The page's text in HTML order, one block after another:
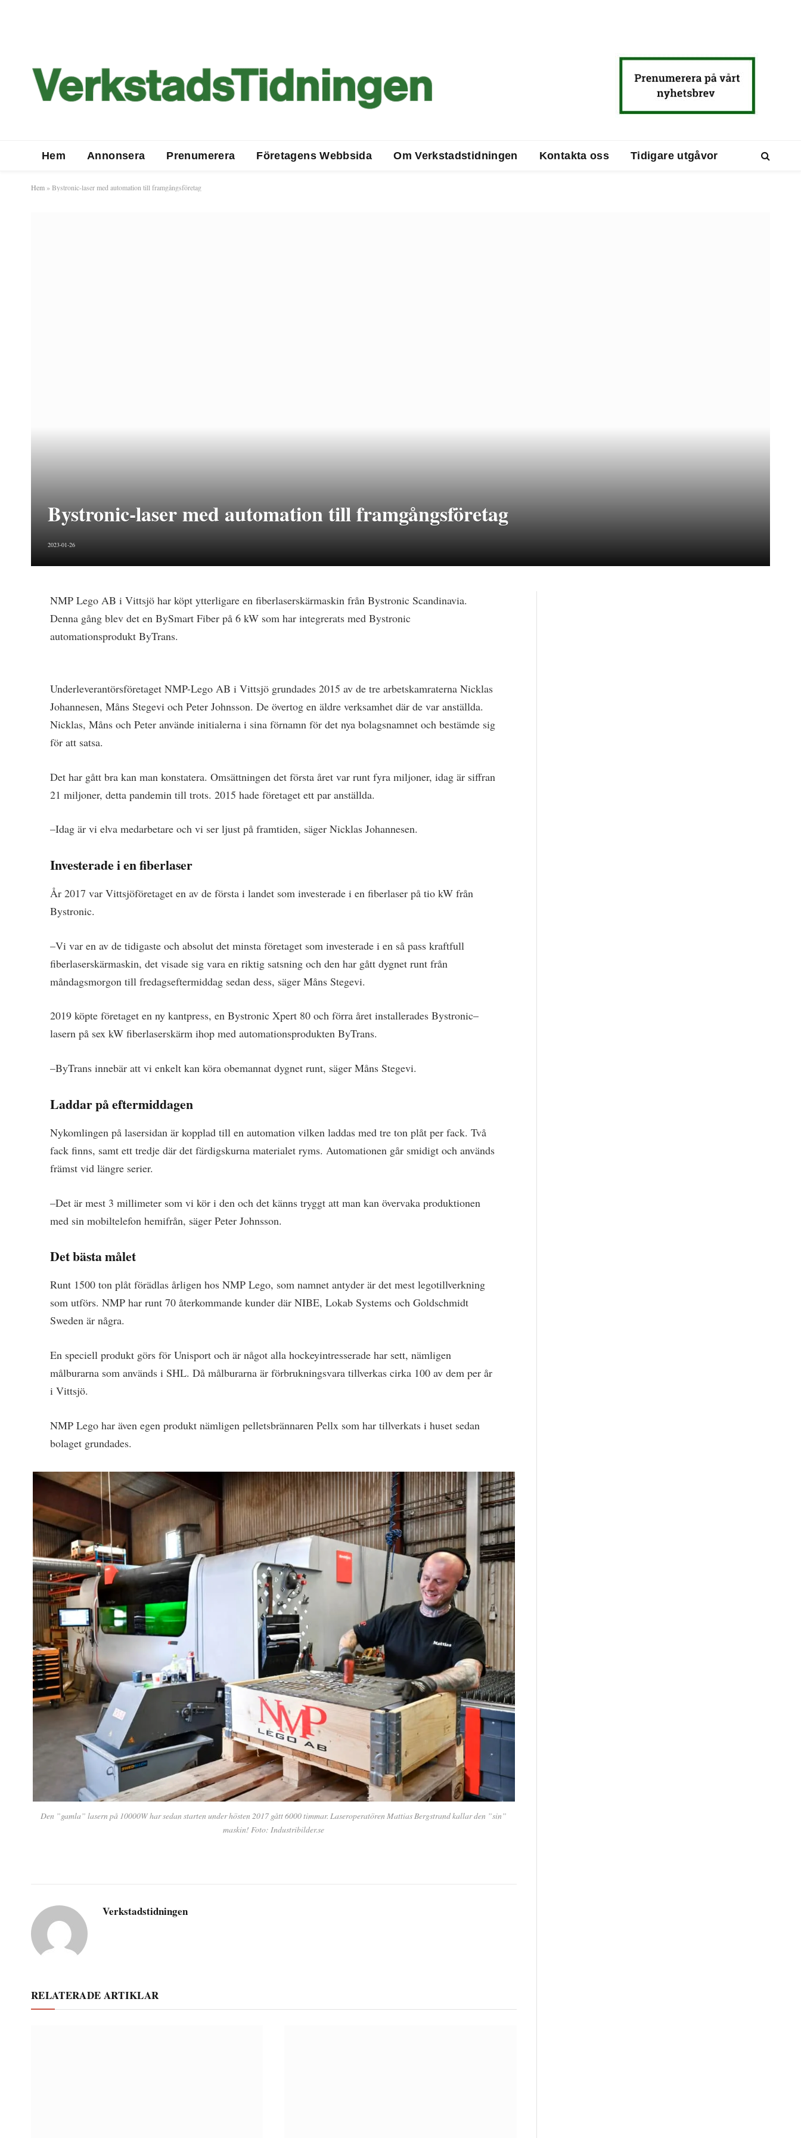
Hem Annonsera Prenumerera Företagens Webbsida Om Verkstadstidningen Kontakta oss Tidigare utgåvor
Hem » Bystronic-laser med automation till framgångsföretag
Bystronic-laser med automation till framgångsföretag
2023-01-26
NMP Lego AB i Vittsjö har köpt ytterligare en fiberlaserskärmaskin från Bystronic Scandinavia.
Denna gång blev det en BySmart Fiber på 6 kW som har integrerats med Bystronic
automationsprodukt ByTrans.
Underleverantörsföretaget NMP-Lego AB i Vittsjö grundades 2015 av de tre arbetskamraterna Nicklas
Johannesen, Måns Stegevi och Peter Johnsson. De övertog en äldre verksamhet där de var anställda.
Nicklas, Måns och Peter använde initialerna i sina förnamn för det nya bolagsnamnet och bestämde sig
för att satsa.
Det har gått bra kan man konstatera. Omsättningen det första året var runt fyra miljoner, idag är siffran
21 miljoner, detta pandemin till trots. 2015 hade företaget ett par anställda.
–Idag är vi elva medarbetare och vi ser ljust på framtiden, säger Nicklas Johannesen.
Investerade i en fiberlaser
År 2017 var Vittsjöföretaget en av de första i landet som investerade i en fiberlaser på tio kW från
Bystronic.
–Vi var en av de tidigaste och absolut det minsta företaget som investerade i en så pass kraftfull
fiberlaserskärmaskin, det visade sig vara en riktig satsning och den har gått dygnet runt från
måndagsmorgon till fredagseftermiddag sedan dess, säger Måns Stegevi.
2019 köpte företaget en ny kantpress, en Bystronic Xpert 80 och förra året installerades Bystronic–
lasern på sex kW fiberlaserskärm ihop med automationsprodukten ByTrans.
–ByTrans innebär att vi enkelt kan köra obemannat dygnet runt, säger Måns Stegevi.
Laddar på eftermiddagen
Nykomlingen på lasersidan är kopplad till en automation vilken laddas med tre ton plåt per fack. Två
fack finns, samt ett tredje där det färdigskurna materialet ryms. Automationen går smidigt och används
främst vid längre serier.
–Det är mest 3 millimeter som vi kör i den och det känns tryggt att man kan övervaka produktionen
med sin mobiltelefon hemifrån, säger Peter Johnsson.
Det bästa målet
Runt 1500 ton plåt förädlas årligen hos NMP Lego, som namnet antyder är det mest legotillverkning
som utförs. NMP har runt 70 återkommande kunder där NIBE, Lokab Systems och Goldschmidt
Sweden är några.
En speciell produkt görs för Unisport och är något alla hockeyintresserade har sett, nämligen
målburarna som används i SHL. Då målburarna är förbrukningsvara tillverkas cirka 100 av dem per år
i Vittsjö.
NMP Lego har även egen produkt nämligen pelletsbrännaren Pellx som har tillverkats i huset sedan
bolaget grundades.
Den ”gamla” lasern på 10000W har sedan starten under hösten 2017 gått 6000 timmar. Laseroperatören Mattias Bergstrand kallar den ”sin”
maskin! Foto: Industribilder.se
Verkstadstidningen
RELATERADE ARTIKLAR